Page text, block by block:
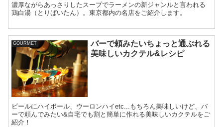
濃厚ながらあっさりしたスープでラーメンの新ジャンルと言われる
鶏白湯（とりぱいたん）。東京都内の名店をご紹介します。
GOURMET
バーで頼みたいちょっと通ぶれる
美味しいカクテル&レシピ
ビールにハイボール、ウーロンハイetc...もちろん美味しいけど、バ
ーで頼んでみたい&自宅でも割と簡単に作れる美味しいカクテルをご
紹介！